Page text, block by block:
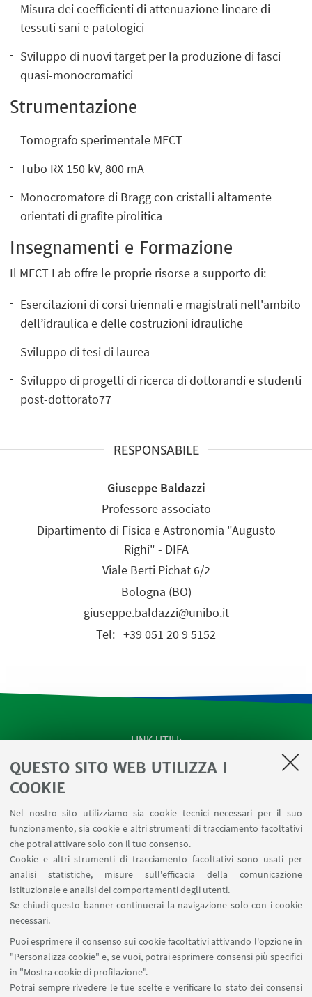
QUESTO SITO WEB UTILIZZA I
COOKIE
Nel nostro sito utilizziamo sia cookie tecnici necessari per il suo
funzionamento, sia cookie e altri strumenti di tracciamento facoltativi
che potrai attivare solo con il tuo consenso.
Cookie e altri strumenti di tracciamento facoltativi sono usati per
analisi statistiche, misure sull'efficacia della comunicazione
istituzionale e analisi dei comportamenti degli utenti.
Se chiudi questo banner continuerai la navigazione solo con i cookie
necessari.
Puoi esprimere il consenso sui cookie facoltativi attivando l'opzione in
"Personalizza cookie" e, se vuoi, potrai esprimere consensi più specifici
in "Mostra cookie di profilazione".
Potrai sempre rivedere le tue scelte e verificare lo stato dei consensi
Misura dei coefficienti di attenuazione lineare di
tessuti sani e patologici
Sviluppo di nuovi target per la produzione di fasci
quasi-monocromatici
Strumentazione
Tomografo sperimentale MECT
Tubo RX 150 kV, 800 mA
Monocromatore di Bragg con cristalli altamente
orientati di grafite pirolitica
Insegnamenti e Formazione
Il MECT Lab offre le proprie risorse a supporto di:
Esercitazioni di corsi triennali e magistrali nell'ambito
dell’idraulica e delle costruzioni idrauliche
Sviluppo di tesi di laurea
Sviluppo di progetti di ricerca di dottorandi e studenti
post-dottorato77
RESPONSABILE
Giuseppe Baldazzi
Professore associato
Dipartimento di Fisica e Astronomia "Augusto
Righi" - DIFA
Viale Berti Pichat 6/2
Bologna (BO)
giuseppe.baldazzi@unibo.it
Tel: +39 051 20 9 5152
LINK UTILI
Apps
Prenotazione Sale
Carta dei Servizi
SEGUI IL DIPARTIMENTO SU:
SEGUI UNIBO SU: